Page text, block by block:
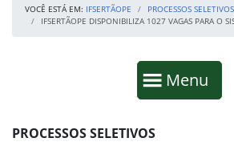
VOCÊ ESTÁ EM: IFSERTÃOPE
PROCESSOS SELETIVOS
IFSERTÃOPE DISPONIBILIZA 1027 VAGAS PARA O
Mostrar
Menu
Fim da navegação
Início do conteúdo
PROCESSOS SELETIVOS